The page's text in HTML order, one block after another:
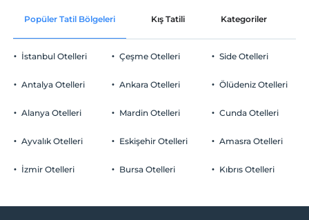
Ortak alanlar ve tüm odalar
Otopark
Ücretsiz Halka Açık Otopark
Check/out
En geç saat 12:00 ve öncesi
Evcil Hayvan
2 yaşına kadar olan bebekler ücretsizdir.
Popüler Tatil Bölgeleri Kış Tatili Kategoriler
İstanbul Otelleri
Antalya Otelleri
Alanya Otelleri
Ayvalık Otelleri
İzmir Otelleri
Çeşme Otelleri
Ankara Otelleri
Mardin Otelleri
Eskişehir Otelleri
Bursa Otelleri
Side Otelleri
Ölüdeniz Otelleri
Cunda Otelleri
Amasra Otelleri
Kıbrıs Otelleri